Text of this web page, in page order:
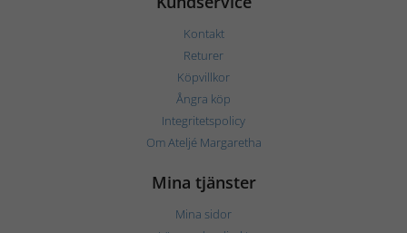
Kontakt
Returer
Köpvillkor
Ångra köp
Integritetspolicy
Om Ateljé Margaretha
Mina tjänster
Mina sidor